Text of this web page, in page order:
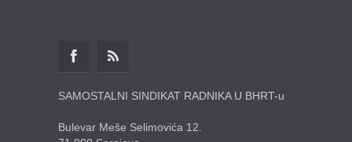
SAMOSTALNI SINDIKAT RADNIKA U BHRT-u
Bulevar Meše Selimovića 12.